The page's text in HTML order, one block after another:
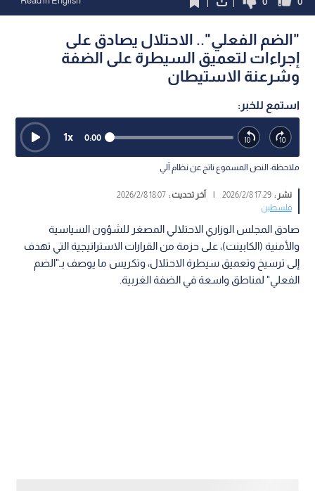
"الضم الفعلي".. الاحتلال يصادق على
إجراءات لتعميق السيطرة على الضفة
وشرعنة الاستيطان
استمع للخبر:
0:00
1x
ملاحظة: النص المسموع ناتج عن نظام آلي
نشر :17:29 2026/2/8 آخر تحديث :18:07 2026/2/8
فلسطين
صادق المجلس الوزاري الاحتلالي المصغر للشؤون السياسية
والأمنية (الكابينت)، على حزمة من القرارات الاستراتيجية التي تهدف
إلى ترسيخ وتعميق سيطرة الاحتلال، وتكريس ما يوصف بـ"الضم
الفعلي" لمناطق واسعة في الضفة الغربية.